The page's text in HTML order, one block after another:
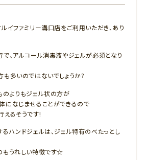
イファミリー溝口店をご利用いただき、あり
、アルコール消毒液やジェルが必須となり
多いのではないでしょうか?
のよりもジェル状の方が
になじませることができるので
えるそうです!
ハンドジェルは、ジェル特有のべたっとし
もうれしい特徴です☆